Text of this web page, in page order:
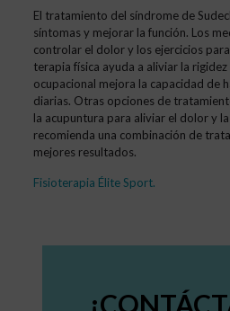
El tratamiento del síndrome de
síntomas y mejorar la función. Los
controlar el dolor y los ejercicios
terapia física ayuda a aliviar la
ocupacional mejora la capacidad de
diarias. Otras opciones de
la acupuntura para aliviar el dolor y
recomienda una combinación de
mejores resultados.
Fisioterapia Élite Sport.